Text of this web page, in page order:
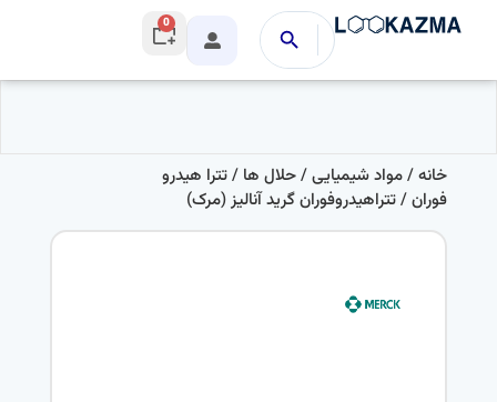
0
خانه/مواد شیمیایی/حلال ها /تترا هیدرو
فوران/ تتراهیدروفوران گرید آنالیز (مرک)